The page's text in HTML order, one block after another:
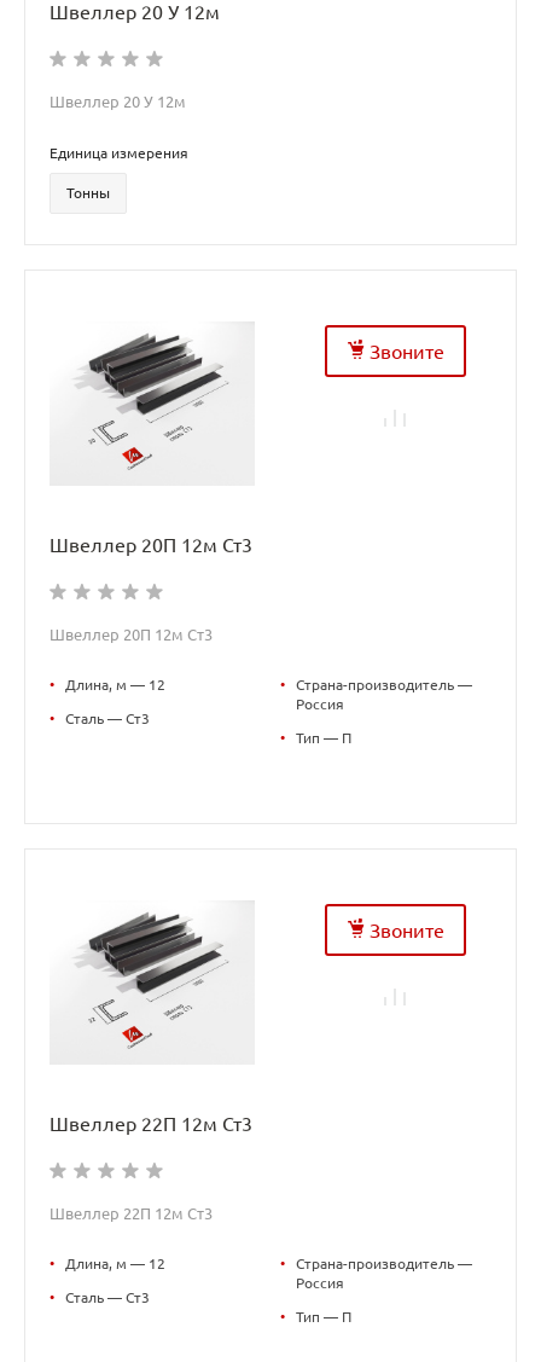
Швеллер 20 У 12м
Швеллер 20 У 12м
Единица измерения
Тонны
Звоните
Швеллер 20П 12м Ст3
Швеллер 20П 12м Ст3
• Длина, м — 12
• Сталь — Ст3
•
Страна-производитель —
Россия
• Тип — П
Звоните
Швеллер 22П 12м Ст3
Швеллер 22П 12м Ст3
• Длина, м — 12
• Сталь — Ст3
•
Страна-производитель —
Россия
• Тип — П